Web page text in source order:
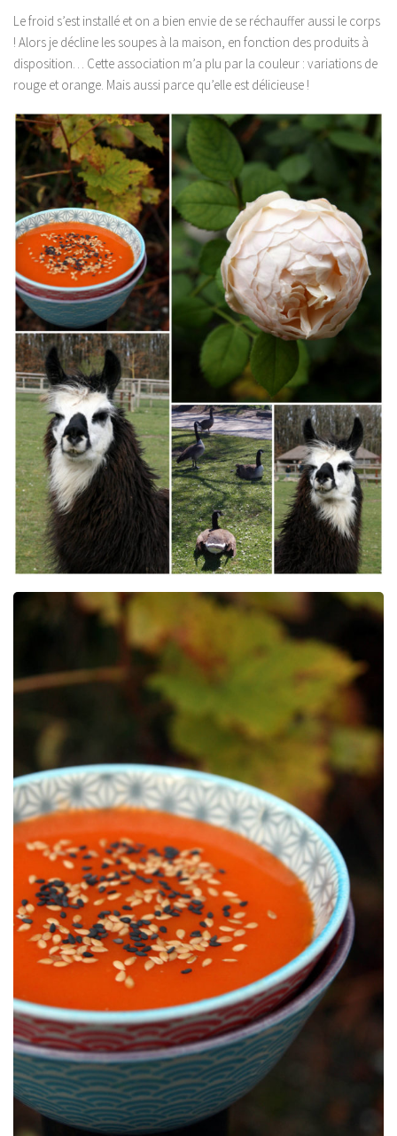
Le froid s’est installé et on a bien envie de se réchauffer aussi le corps
! Alors je décline les soupes à la maison, en fonction des produits à
disposition… Cette association m’a plu par la couleur : variations de
rouge et orange. Mais aussi parce qu’elle est délicieuse !